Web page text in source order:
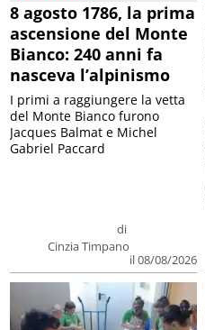
8 agosto 1786, la prima
ascensione del Monte
Bianco: 240 anni fa
nasceva l’alpinismo
di
Cinzia Timpano
il 08/08/2026
I primi a raggiungere la vetta
del Monte Bianco furono
Jacques Balmat e Michel
Gabriel Paccard